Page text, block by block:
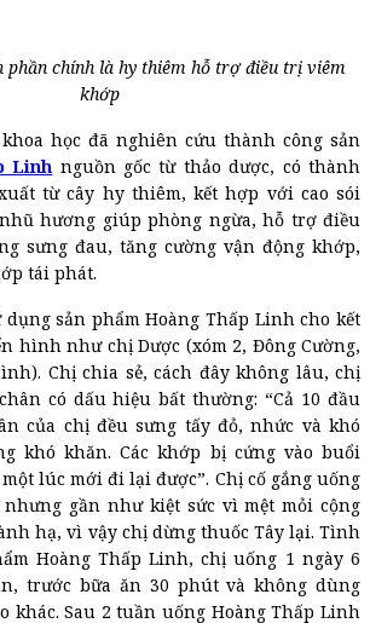
phần chính là hy thiêm hỗ trợ điều trị viêm
khớp
học đã nghiên cứu thành công sản
Linh nguồn gốc từ thảo dược, có thành
từ cây hy thiêm, kết hợp với cao sói
hương giúp phòng ngừa, hỗ trợ điều
sưng đau, tăng cường vận động khớp,
tái phát.
sản phẩm Hoàng Thấp Linh cho kết
hình như chị Dược (xóm 2, Đông Cường,
Chị chia sẻ, cách đây không lâu, chị
có dấu hiệu bất thường: “Cả 10 đầu
của chị đều sưng tấy đỏ, nhức và khó
khó khăn. Các khớp bị cứng vào buổi
lúc mới đi lại được”. Chị cố gắng uống
gần như kiệt sức vì mệt mỏi cộng
hạ, vì vậy chị dừng thuốc Tây lại. Tình
Hoàng Thấp Linh, chị uống 1 ngày 6
trước bữa ăn 30 phút và không dùng
khác. Sau 2 tuần uống Hoàng Thấp Linh